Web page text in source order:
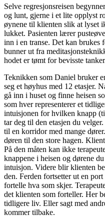
Selve regresjonsreisen
og lunt, gjerne i et lite opplyst
øynene til klienten slik at lyset
lukket. Pasienten lærer
inn i en transe. Det kan brukes
bunner ut fra
hodet er tømt for bevisste
Teknikken som Daniel bruker
seg et høyhus med 12 etasjer.
gå inn i huset og finne heisen
som hver representerer et
intuisjonen for hvilken knapp
tar deg til den etasjen du
til en korridor med mange
døren til den store hagen.
På den måten kan ikke
knappene i heisen og dørene
intuisjon. Videre blir klienten
den. Ferden fortsetter ut en
fortelle hva som skjer.
det klienten som forteller. Her
tidligere liv. Eller sagt med
kommer tilbake.